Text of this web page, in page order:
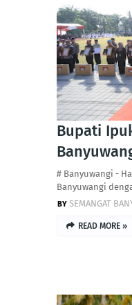
Bupati
# Banyuwangi -
Banyuwangi
SEMANGAT
READ MORE »